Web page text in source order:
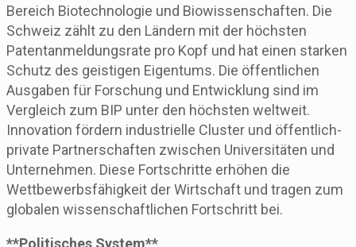
Bereich Biotechnologie und Biowissenschaften. Die
Schweiz zählt zu den Ländern mit der höchsten
Patentanmeldungsrate pro Kopf und hat einen starken
Schutz des geistigen Eigentums. Die öffentlichen
Ausgaben für Forschung und Entwicklung sind im
Vergleich zum BIP unter den höchsten weltweit.
Innovation fördern industrielle Cluster und öffentlich-
private Partnerschaften zwischen Universitäten und
Unternehmen. Diese Fortschritte erhöhen die
Wettbewerbsfähigkeit der Wirtschaft und tragen zum
globalen wissenschaftlichen Fortschritt bei.
**Politisches System**